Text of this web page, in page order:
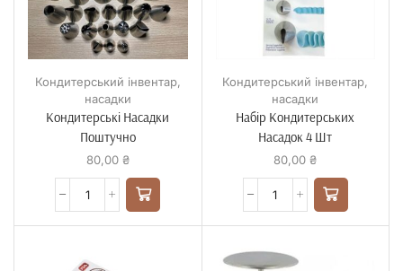
Кондитерський інвентар,
насадки
Кондитерські Насадки
Поштучно
80,00 ₴
Кондитерський інвентар,
насадки
Набір Кондитерських
Насадок 4 Шт
80,00₴